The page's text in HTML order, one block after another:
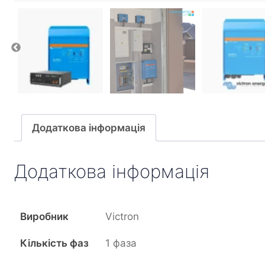
Додаткова інформація
Додаткова інформація
Виробник Victron
Кількість фаз 1 фаза